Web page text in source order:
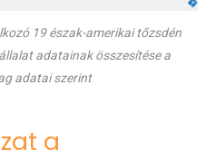
19 észak-amerikai tőzsdén
adatainak összesítése a
adatai szerint
a